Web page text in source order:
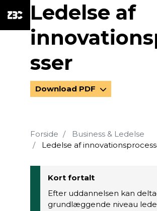
Ledelse af
sser
Download PDF
Forside
Business & Ledelse
Ledelse af
Kort fortalt
Efter uddannelsen kan
grundlæggende niveau lede